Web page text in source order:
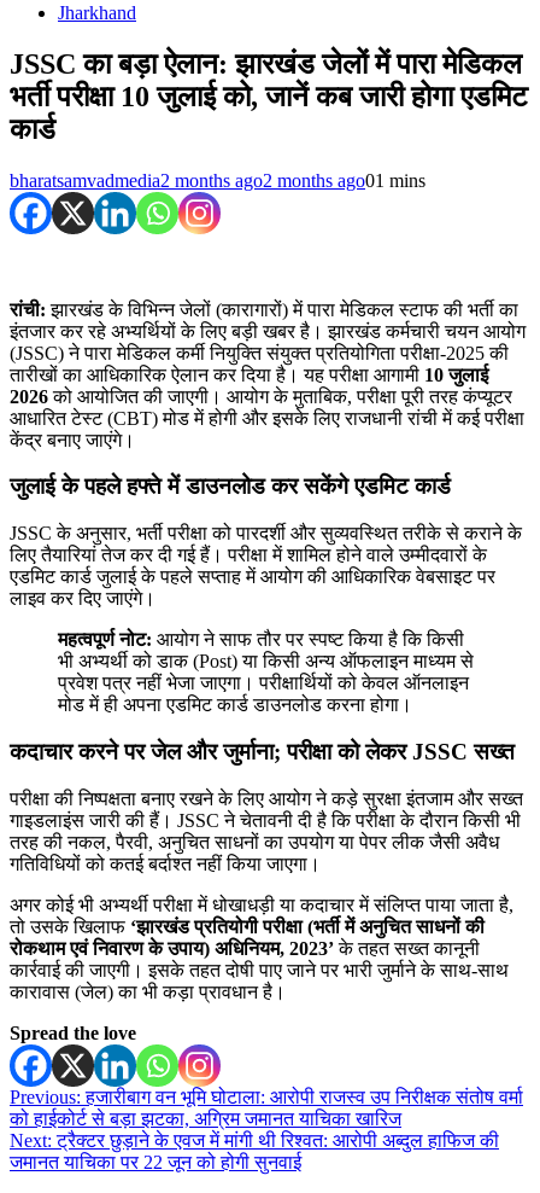
Jharkhand
JSSC का बड़ा ऐलान: झारखंड जेलों में पारा मेडिकल
भर्ती परीक्षा 10 जुलाई को, जानें कब जारी होगा एडमिट
कार्ड
bharatsamvadmedia2 months ago2 months ago01 mins
रांची: झारखंड के विभिन्न जेलों (कारागारों) में पारा मेडिकल स्टाफ की भर्ती का
इंतजार कर रहे अभ्यर्थियों के लिए बड़ी खबर है। झारखंड कर्मचारी चयन आयोग
(JSSC) ने पारा मेडिकल कर्मी नियुक्ति संयुक्त प्रतियोगिता परीक्षा-2025 की
तारीखों का आधिकारिक ऐलान कर दिया है। यह परीक्षा आगामी 10 जुलाई
2026को आयोजित की जाएगी। आयोग के मुताबिक, परीक्षा पूरी तरह कंप्यूटर
आधारित टेस्ट (CBT) मोड में होगी और इसके लिए राजधानी रांची में कई परीक्षा
केंद्र बनाए जाएंगे।
जुलाई के पहले हफ्ते में डाउनलोड कर सकेंगे एडमिट कार्ड
JSSC के अनुसार, भर्ती परीक्षा को पारदर्शी और सुव्यवस्थित तरीके से कराने के
लिए तैयारियां तेज कर दी गई हैं। परीक्षा में शामिल होने वाले उम्मीदवारों के
एडमिट कार्ड जुलाई के पहले सप्ताह में आयोग की आधिकारिक वेबसाइट पर
लाइव कर दिए जाएंगे।
महत्वपूर्ण नोट: आयोग ने साफ तौर पर स्पष्ट किया है कि किसी
भी अभ्यर्थी को डाक (Post) या किसी अन्य ऑफलाइन माध्यम से
प्रवेश पत्र नहीं भेजा जाएगा। परीक्षार्थियों को केवल ऑनलाइन
मोड में ही अपना एडमिट कार्ड डाउनलोड करना होगा।
कदाचार करने पर जेल और जुर्माना; परीक्षा को लेकर JSSC सख्त
परीक्षा की निष्पक्षता बनाए रखने के लिए आयोग ने कड़े सुरक्षा इंतजाम और सख्त
गाइडलाइंस जारी की हैं। JSSC ने चेतावनी दी है कि परीक्षा के दौरान किसी भी
तरह की नकल, पैरवी, अनुचित साधनों का उपयोग या पेपर लीक जैसी अवैध
गतिविधियों को कतई बर्दाश्त नहीं किया जाएगा।
अगर कोई भी अभ्यर्थी परीक्षा में धोखाधड़ी या कदाचार में संलिप्त पाया जाता है,
तो उसके खिलाफ ‘झारखंड प्रतियोगी परीक्षा (भर्ती में अनुचित साधनों की
रोकथाम एवं निवारण के उपाय) अधिनियम, 2023’के तहत सख्त कानूनी
कार्रवाई की जाएगी। इसके तहत दोषी पाए जाने पर भारी जुर्माने के साथ-साथ
कारावास (जेल) का भी कड़ा प्रावधान है।
Spread the love
Post
navigation
Previous: हजारीबाग वन भूमि घोटाला: आरोपी राजस्व उप निरीक्षक संतोष वर्मा
को हाईकोर्ट से बड़ा झटका, अग्रिम जमानत याचिका खारिज
Next: ट्रैक्टर छुड़ाने के एवज में मांगी थी रिश्वत: आरोपी अब्दुल हाफिज की
जमानत याचिका पर 22 जून को होगी सुनवाई